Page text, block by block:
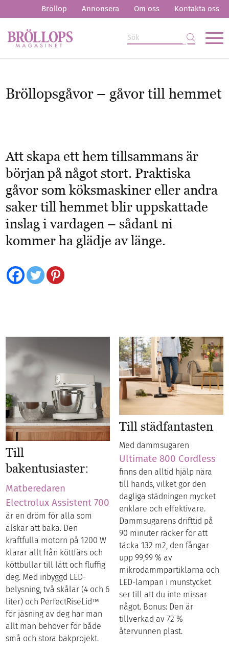
Bröllop Annonsera Om oss Kontakta oss
Bröllopsgåvor – gåvor till hemmet
Att skapa ett hem tillsammans är
början på något stort. Praktiska
gåvor som köksmaskiner eller andra
saker till hemmet blir uppskattade
inslag i vardagen – sådant ni
kommer ha glädje av länge.
Till
bakentusiaster:
Matberedaren
Electrolux Assistent 700
är en dröm för alla som
älskar att baka. Den
kraftfulla motorn på 1200 W
klarar allt från köttfärs och
köttbullar till lätt och fluffig
deg. Med inbyggd LED-
belysning, två skålar (4 och 6
liter) och PerfectRiseLid™
för jäsning av deg har man
allt man behöver för både
små och stora bakprojekt.
Till städfantasten
Med dammsugaren
Ultimate 800 Cordless
finns den alltid hjälp nära
till hands, vilket gör den
dagliga städningen mycket
enklare och effektivare.
Dammsugarens drifttid på
90 minuter räcker för att
täcka 132 m2, den fångar
upp 99,99 % av
mikrodammpartiklarna och
LED-lampan i munstycket
ser till att du inte missar
något. Bonus: Den är
tillverkad av 72 %
återvunnen plast.